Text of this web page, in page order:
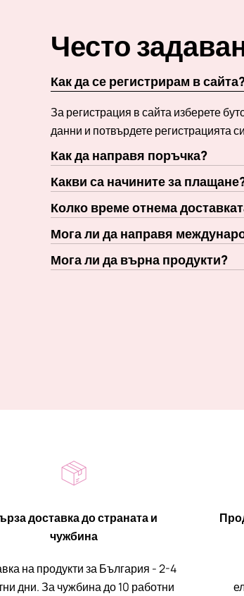
Често
Как да се регистрирам в
За регистрация в сайта изберете
данни и потвърдете регистрацията
Как да направя поръчка?
Какви са начините за
Колко време отнема
Мога ли да направя
Мога ли да върна продукти?
доставка до страната и
чужбина
на продукти за България - 2-4
дни. За чужбина до 10 работни